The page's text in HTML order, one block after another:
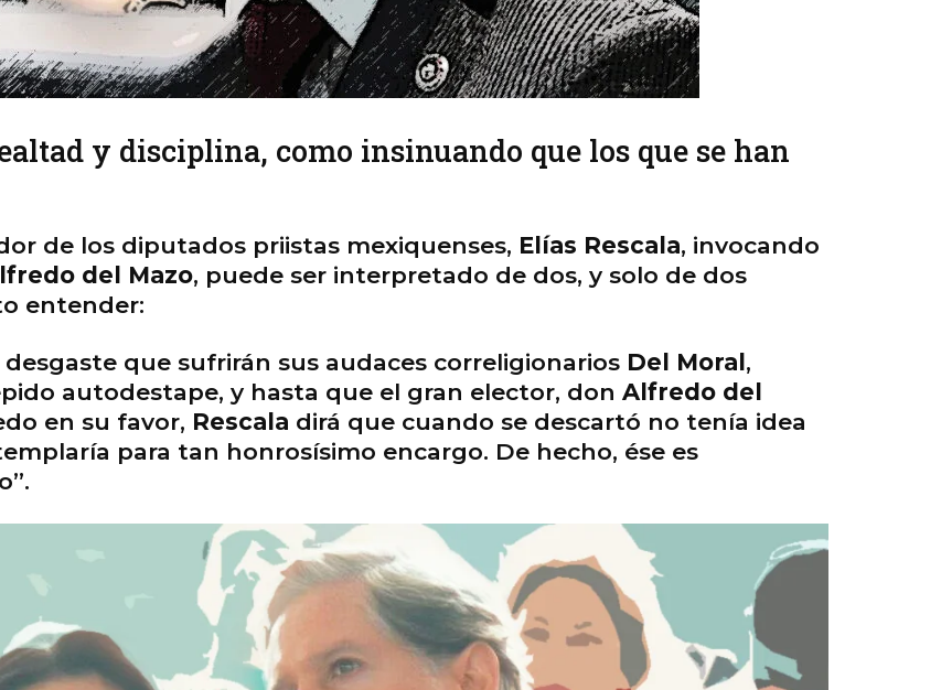
y disciplina, como insinuando que los que se han
de los diputados priistas mexiquenses, Elías Rescala, invocando
del Mazo, puede ser interpretado de dos, y solo de dos
entender:
que sufrirán sus audaces correligionarios Del Moral,
autodestape, y hasta que el gran elector, don Alfredo del
en su favor, Rescala dirá que cuando se descartó no tenía idea
para tan honrosísimo encargo. De hecho, ése es